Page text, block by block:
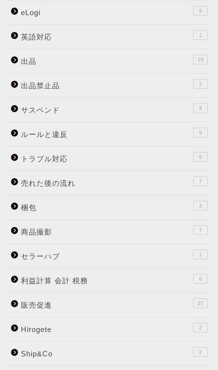
eLogi 9
英語対応 1
出品 19
出品禁止品 2
サスペンド 4
ルールと違反 9
トラブル対応 8
売れた後の流れ 7
梱包 3
商品撮影 7
セラーハブ 1
利益計算 会計 税務 6
販売促進 27
Hirogete 2
Ship&Co 2